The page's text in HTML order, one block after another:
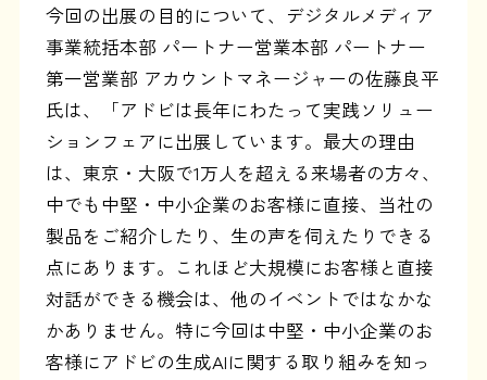
今回の出展の目的について、デジタルメディア
事業統括本部 パートナー営業本部 パートナー
第一営業部 アカウントマネージャーの佐藤良平
氏は、「アドビは長年にわたって実践ソリュー
ションフェアに出展しています。最大の理由
は、東京・大阪で1万人を超える来場者の方々、
中でも中堅・中小企業のお客様に直接、当社の
製品をご紹介したり、生の声を伺えたりできる
点にあります。これほど大規模にお客様と直接
対話ができる機会は、他のイベントではなかな
かありません。特に今回は中堅・中小企業のお
客様にアドビの生成AIに関する取り組みを知っ